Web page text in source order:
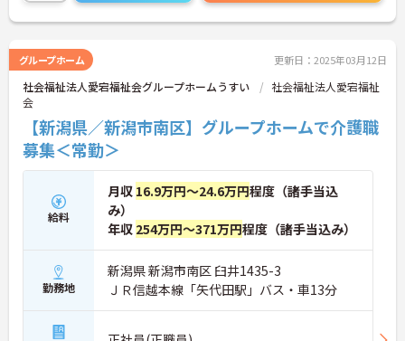
グループホーム 更新日：2025年03月12日
社会福祉法人愛宕福祉会グループホームうすい
社会福祉法人愛宕福祉
会
【新潟県／新潟市南区】グループホームで介護職
募集＜常勤＞
給料
月収 16.9万円～24.6万円程度（諸手当込
み）
年収 254万円～371万円程度（諸手当込み）
勤務地
新潟県 新潟市南区 臼井1435-3
ＪＲ信越本線「矢代田駅」バス・車13分